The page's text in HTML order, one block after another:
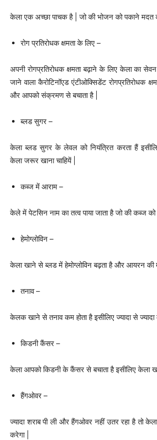
केला एक अच्छा पाचक है | जो की भोजन को पकाने मदत
रोग प्रतिरोधक क्षमता के लिए –
अपनी रोगप्रतिरोधक क्षमता बढ़ाने के लिए केला का
जाने वाला कैरोटिनॉएड एंटीओक्सिडेंट रोगप्रतिरोधक
और आपको संक्रमण से बचाता है |
ब्लड सुगर –
केला ब्लड सुगर के लेवल को नियंत्रित करता हैं
केला जरूर खाना चाहियें |
कब्ज में आराम –
केले में पेटसिन नाम का तत्व पाया जाता है जो की कब्ज को
हेमोग्लोविन –
केला खाने से ब्लड में हेमोग्लोविन बढ़ता है और आयरन की
तनाव –
केलक खाने से तनाव कम होता है इसीलिए ज्यादा से ज्यादा
किडनी कैंसर –
केला आपको किडनी के कैंसर से बचाता है इसीलिए केला
हैंगओवर –
ज्यादा शराब पी ली और हैंगओवर नहीं उतर रहा है तो
करेगा |